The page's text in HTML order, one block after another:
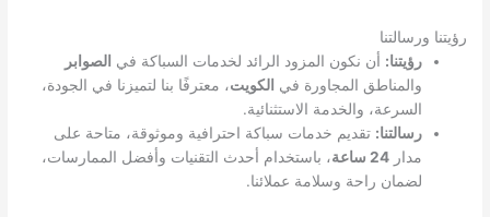
رؤيتنا ورسالتنا
رؤيتنا: أن نكون المزود الرائد لخدمات السباكة في الصوابر
والمناطق المجاورة في الكويت، معترفًا بنا لتميزنا في الجودة،
السرعة، والخدمة الاستثنائية.
رسالتنا: تقديم خدمات سباكة احترافية وموثوقة، متاحة على
مدار24 ساعة
، باستخدام أحدث التقنيات وأفضل الممارسات،
لضمان راحة وسلامة عملائنا.